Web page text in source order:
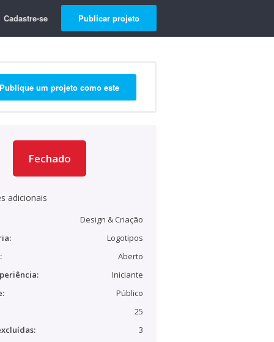
Cadastre-se Publicar projeto
Publique um projeto como este
Fechado
adicionais
Design & Criação
Logotipos
Aberto
Iniciante
Público
25
3